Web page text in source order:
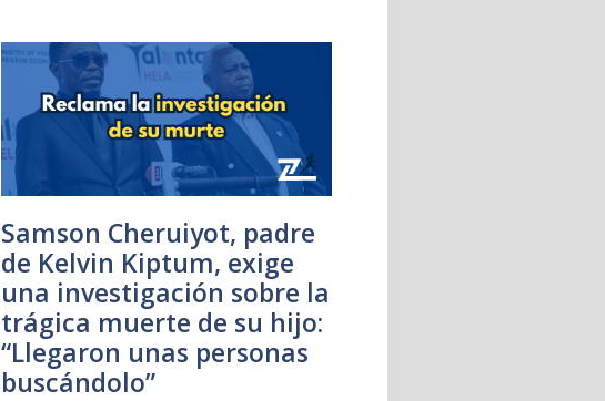
Samson Cheruiyot, padre
de Kelvin Kiptum, exige
una investigación sobre la
trágica muerte de su hijo:
“Llegaron unas personas
buscándolo”